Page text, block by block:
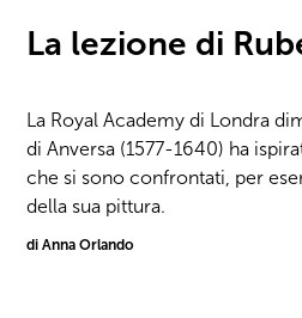
La lezione di
La Royal Academy di Londra
di Anversa (1577-1640) ha
che si sono confrontati, per
della sua pittura.
di Anna Orlando